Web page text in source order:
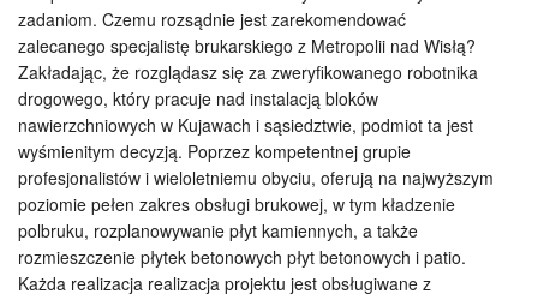
zadaniom. Czemu rozsądnie jest zarekomendować
zalecanego specjalistę brukarskiego z Metropolii nad Wisłą?
Zakładając, że rozglądasz się za zweryfikowanego robotnika
drogowego, który pracuje nad instalacją bloków
nawierzchniowych w Kujawach i sąsiedztwie, podmiot ta jest
wyśmienitym decyzją. Poprzez kompetentnej grupie
profesjonalistów i wieloletniemu obyciu, oferują na najwyższym
poziomie pełen zakres obsługi brukowej, w tym kładzenie
polbruku, rozplanowywanie płyt kamiennych, a także
rozmieszczenie płytek betonowych płyt betonowych i patio.
Każda realizacja realizacja projektu jest obsługiwane z